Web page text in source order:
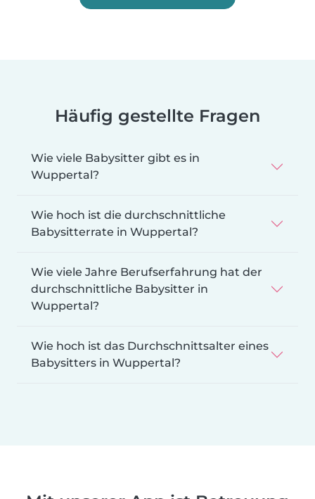
Häufig gestellte Fragen
Wie viele Babysitter gibt es in
Wuppertal?
Wie hoch ist die durchschnittliche
Babysitterrate in Wuppertal?
Wie viele Jahre Berufserfahrung hat der
durchschnittliche Babysitter in
Wuppertal?
Wie hoch ist das Durchschnittsalter eines
Babysitters in Wuppertal?